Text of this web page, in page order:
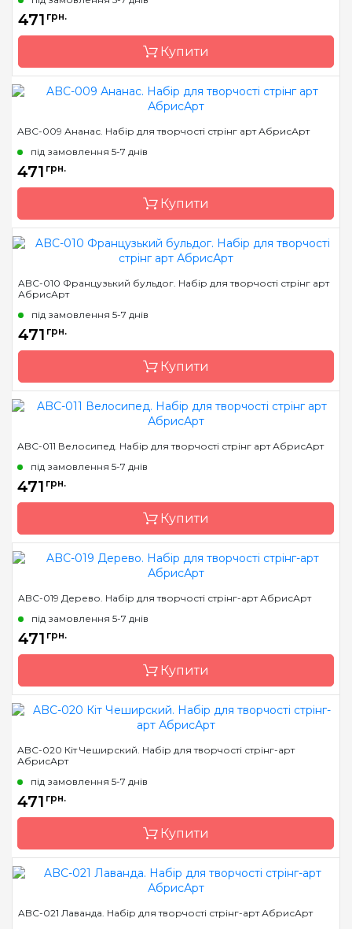
Розмір
471 грн.
Купити
Розмір
ABC-009 Ананас. Набір для творчості стрінг арт АбрисАрт
під замовлення 5-7 днів
471 грн.
Купити
Країна виробник
Розмір
ABC-010 Французький бульдог. Набір для творчості стрінг арт
АбрисАрт
під замовлення 5-7 днів
471 грн.
Купити
Розмір
ABC-011 Велосипед. Набір для творчості стрінг арт АбрисАрт
під замовлення 5-7 днів
471 грн.
Купити
Розмір
ABC-019 Дерево. Набір для творчості стрінг-арт АбрисАрт
під замовлення 5-7 днів
471 грн.
Купити
Країна виробник
Розмір
ABC-020 Кіт Чеширский. Набір для творчості стрінг-арт
АбрисАрт
під замовлення 5-7 днів
471 грн.
Купити
ABC-021 Лаванда. Набір для творчості стрінг-арт АбрисАрт